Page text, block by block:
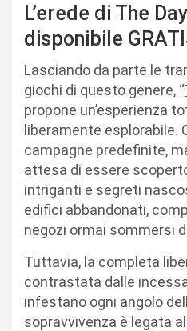
L’erede di The
disponibile
Lasciando da parte le
giochi di questo genere, “
propone un’esperienza
liberamente esplorabile.
campagne predefinite,
attesa di essere
intriganti e segreti
edifici abbandonati,
negozi ormai sommersi
Tuttavia, la completa
contrastata dalle
infestano ogni angolo
sopravvivenza è legata